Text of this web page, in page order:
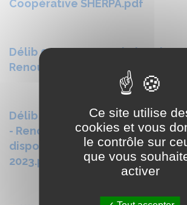
Coopérative SHERPA.pdf
Délib 05-140423-12 Chalet
Renouvellement convention
Délib 05-140423-13
- Renouvellement convention
disposition au Syndicat Alpage
2023.pdf
Ce site utilise
cookies et vous
le contrôle sur
que vous
activer